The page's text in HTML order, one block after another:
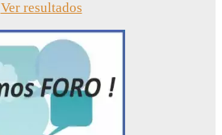
Ver resultados